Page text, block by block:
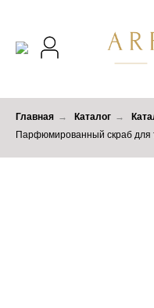
Главная → Каталог →
Парфюмированный скраб для